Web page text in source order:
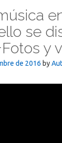
se
y
de 2016 by